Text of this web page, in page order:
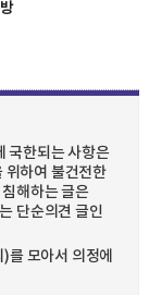
국한되는 사항은
위하여 불건전한
해하는 글은
단순의견 글인
를 모아서 의정에